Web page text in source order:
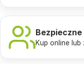
Kup online